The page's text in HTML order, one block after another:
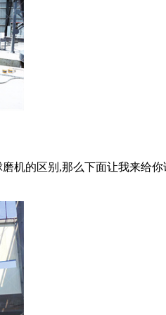
机的区别,那么下面让我来给